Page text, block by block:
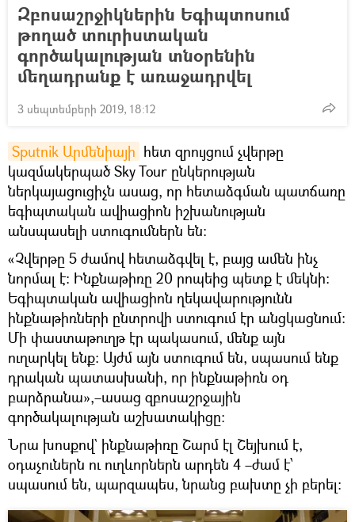
Զբոսաշրջիկներին Եգիպտոսում
թողած տուրիստական
գործակալության տնօրենին
մեղադրանք է առաջադրվել
3 սեպտեմբերի 2019, 18:12
Sputnik Արմենիայի հետ զրույցում չվերթը
կազմակերպած Sky Tour ընկերության
ներկայացուցիչն ասաց, որ հետաձգման պատճառը
եգիպտական ավիացիոն իշխանության
անսպասելի ստուգումներն են։
«Չվերթը 5 ժամով հետաձգվել է, բայց ամեն ինչ
նորմալ է։ Ինքնաթիռը 20 րոպեից պետք է մեկնի։
Եգիպտական ավիացիոն ղեկավարությունն
ինքնաթիռների ընտրովի ստուգում էր անցկացնում։
Մի փաստաթուղթ էր պակասում, մենք այն
ուղարկել ենք։ Այժմ այն ստուգում են, սպասում ենք
դրական պատասխանի, որ ինքնաթիռն օդ
բարձրանա»,–ասաց զբոսաշրջային
գործակալության աշխատակիցը։
Նրա խոսքով` ինքնաթիռը Շարմ էլ Շեյխում է,
օդաչուներն ու ուղևորներն արդեն 4 –ժամ է՝
սպասում են, պարզապես, նրանց բախտը չի բերել։